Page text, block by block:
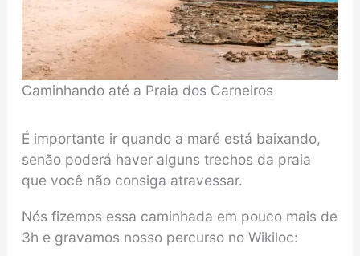
Caminhando até a Praia dos Carneiros
É importante ir quando a maré está baixando,
senão poderá haver alguns trechos da praia
que você não consiga atravessar.
Nós fizemos essa caminhada em pouco mais de
3h e gravamos nosso percurso no Wikiloc: